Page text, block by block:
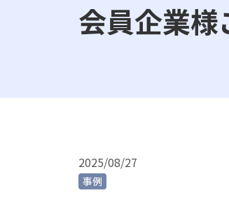
会員企業
2025/08/27
事例